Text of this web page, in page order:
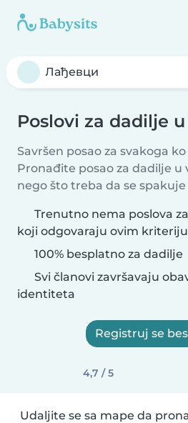
Poslovi za dadilje
Savršen posao za svakoga
Pronađite posao za dadilje u
nego što treba da se
Trenutno nema poslova
koji odgovaraju ovim
100% besplatno za dadilje
Svi članovi završavaju
identiteta
Registruj se
4,7 / 5
Udaljite se sa mape da